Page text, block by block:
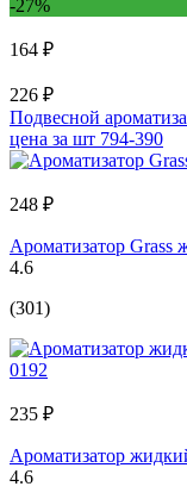
-27%
164 ₽
226 ₽
Подвесной
цена за шт 794-390
248 ₽
Ароматизатор
4.6
(301)
235 ₽
Ароматизатор
4.6